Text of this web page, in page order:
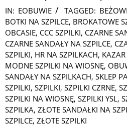
IN: EOBUWIE TAGGED:
BOTKI NA SZPILCE, BROKATOWE
OBCASIE, CCC SZPILKI, CZARNE
CZARNE SANDAŁY NA SZPILCE,
SZPILKI, HR NA SZPILKACH,
MODNE SZPILKI NA WIOSNĘ,
SANDAŁY NA SZPILKACH, SKLEP
SZPILKI, SZPILKI, SZPILKI CZRNE,
SZPILKI NA WIOSNĘ, SZPILKI YSL,
SZPILKA, ZŁOTE SANDAŁKI NA
SZPILCE, ZŁOTE SZPILKI